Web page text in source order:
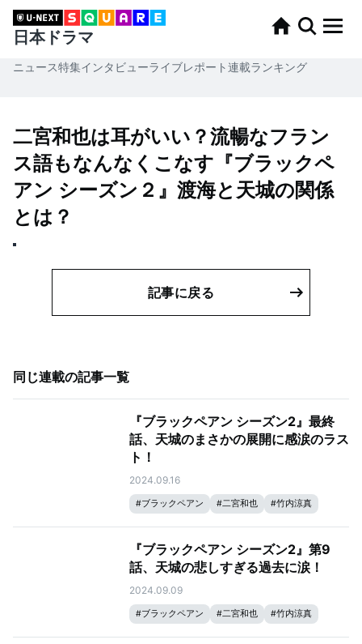
日本ドラマ
ニュース特集インタビューライブレポート連載ランキング
二宮和也は耳がいい？流暢なフラン
ス語もなんなくこなす『ブラックペ
アン シーズン２』渡海と天城の関係
とは？
記事に戻る
同じ連載の記事一覧
『ブラックペアン シーズン2』最終
話、天城のまさかの展開に感涙のラス
ト！
2024.09.16
#ブラックペアン #二宮和也 #竹内涼真
『ブラックペアン シーズン2』第9
話、天城の悲しすぎる過去に涙！
2024.09.09
#ブラックペアン #二宮和也 #竹内涼真